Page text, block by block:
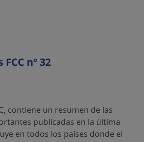
nº 32
contiene un resumen de las
publicadas en la última
en todos los países donde el